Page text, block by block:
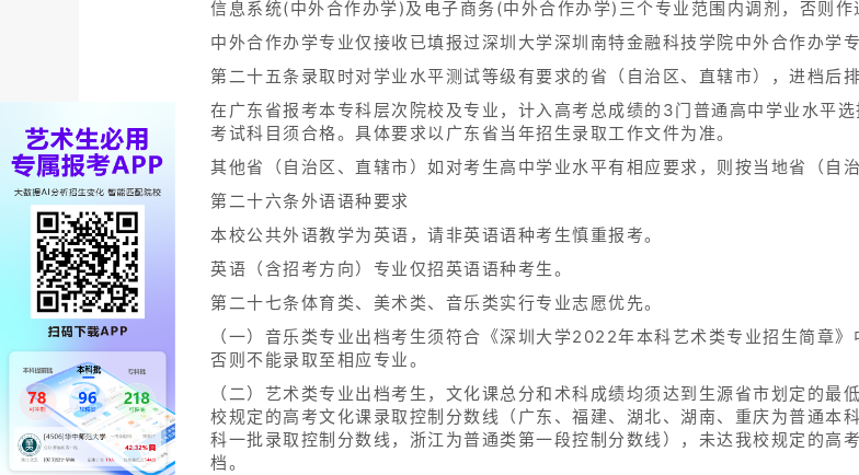
信息系统(中外合作办学)及电子商务(中外合作办学)三个专业范围内调剂，否则作
中外合作办学专业仅接收已填报过深圳大学深圳南特金融科技学院中外合作办学
第二十五条录取时对学业水平测试等级有要求的省（自治区、直辖市），进档后
在广东省报考本专科层次院校及专业，计入高考总成绩的3门普通高中学业水平
考试科目须合格。具体要求以广东省当年招生录取工作文件为准。
其他省（自治区、直辖市）如对考生高中学业水平有相应要求，则按当地省（自
第二十六条外语语种要求
本校公共外语教学为英语，请非英语语种考生慎重报考。
英语（含招考方向）专业仅招英语语种考生。
第二十七条体育类、美术类、音乐类实行专业志愿优先。
（一）音乐类专业出档考生须符合《深圳大学2022年本科艺术类专业招生简章
否则不能录取至相应专业。
（二）艺术类专业出档考生，文化课总分和术科成绩均须达到生源省市划定的
校规定的高考文化课录取控制分数线（广东、福建、湖北、湖南、重庆为普通本
科一批录取控制分数线，浙江为普通类第一段控制分数线），未达我校规定的高
档。